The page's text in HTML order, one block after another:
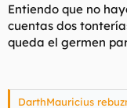
Entiendo que no
cuentas dos
queda el germen
DarthMauricius